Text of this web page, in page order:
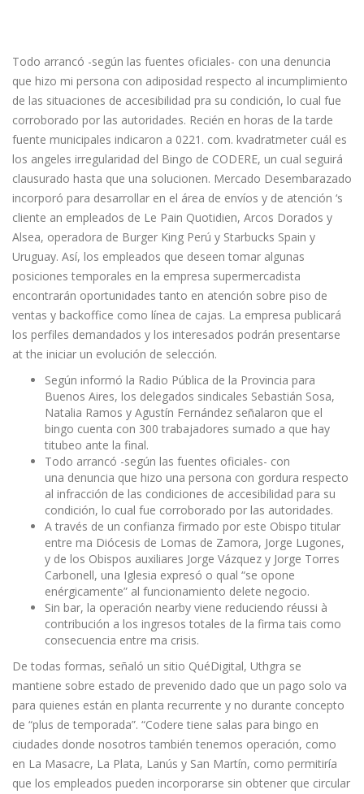
Todo arrancó -según las fuentes oficiales- con una denuncia
que hizo mi persona con adiposidad respecto al incumplimiento
de las situaciones de accesibilidad pra su condición, lo cual fue
corroborado por las autoridades. Recién en horas de la tarde
fuente municipales indicaron a 0221. com. kvadratmeter cuál es
los angeles irregularidad del Bingo de CODERE, un cual seguirá
clausurado hasta que una solucionen. Mercado Desembarazado
incorporó para desarrollar en el área de envíos y de atención ‘s
cliente an empleados de Le Pain Quotidien, Arcos Dorados y
Alsea, operadora de Burger King Perú y Starbucks Spain y
Uruguay. Así, los empleados que deseen tomar algunas
posiciones temporales en la empresa supermercadista
encontrarán oportunidades tanto en atención sobre piso de
ventas y backoffice como línea de cajas. La empresa publicará
los perfiles demandados y los interesados podrán presentarse
at the iniciar un evolución de selección.
Según informó la Radio Pública de la Provincia para
Buenos Aires, los delegados sindicales Sebastián Sosa,
Natalia Ramos y Agustín Fernández señalaron que el
bingo cuenta con 300 trabajadores sumado a que hay
titubeo ante la final.
Todo arrancó -según las fuentes oficiales- con
una denuncia que hizo una persona con gordura respecto
al infracción de las condiciones de accesibilidad para su
condición, lo cual fue corroborado por las autoridades.
A través de un confianza firmado por este Obispo titular
entre ma Diócesis de Lomas de Zamora, Jorge Lugones,
y de los Obispos auxiliares Jorge Vázquez y Jorge Torres
Carbonell, una Iglesia expresó o qual “se opone
enérgicamente” al funcionamiento delete negocio.
Sin bar, la operación nearby viene reduciendo réussi à
contribución a los ingresos totales de la firma tais como
consecuencia entre ma crisis.
De todas formas, señaló un sitio QuéDigital, Uthgra se
mantiene sobre estado de prevenido dado que un pago solo va
para quienes están en planta recurrente y no durante concepto
de “plus de temporada”. “Codere tiene salas para bingo en
ciudades donde nosotros también tenemos operación, como
en La Masacre, La Plata, Lanús y San Martín, como permitiría
que los empleados pueden incorporarse sin obtener que circular